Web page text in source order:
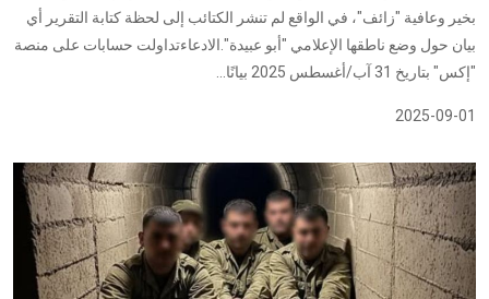
بخير وعافية "زائف"، في الواقع لم تنشر الكتائب إلى لحظة كتابة التقرير أي
بيان حول وضع ناطقها الإعلامي "أبو عبيدة".الادعاءتداولت حسابات على منصة
"إكس" بتاريخ 31 آب/أغسطس 2025 بيانًا...
2025-09-01